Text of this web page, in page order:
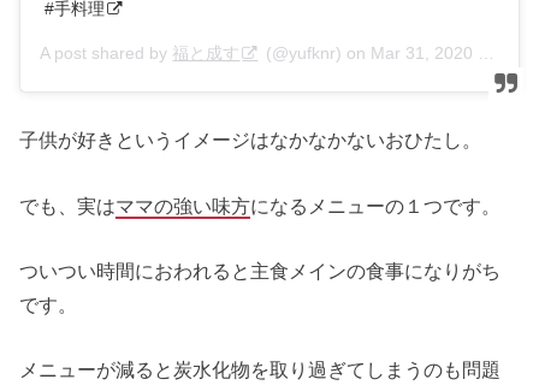
#手料理
A post shared by 福と成す (@yufknr) on Mar 31, 2020 at 1:34am PDT
子供が好きというイメージはなかなかないおひたし。
でも、実はママの強い味方になるメニューの１つです。
ついつい時間におわれると主食メインの食事になりがち
です。
メニューが減ると炭水化物を取り過ぎてしまうのも問題